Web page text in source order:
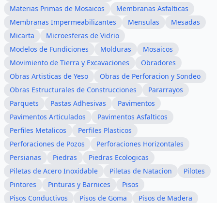
Materias Primas de Mosaicos
Membranas Asfalticas
Membranas Impermeabilizantes
Mensulas
Mesadas
Micarta
Microesferas de Vidrio
Modelos de Fundiciones
Molduras
Mosaicos
Movimiento de Tierra y Excavaciones
Obradores
Obras Artisticas de Yeso
Obras de Perforacion y Sondeo
Obras Estructurales de Construcciones
Pararrayos
Parquets
Pastas Adhesivas
Pavimentos
Pavimentos Articulados
Pavimentos Asfalticos
Perfiles Metalicos
Perfiles Plasticos
Perforaciones de Pozos
Perforaciones Horizontales
Persianas
Piedras
Piedras Ecologicas
Piletas de Acero Inoxidable
Piletas de Natacion
Pilotes
Pintores
Pinturas y Barnices
Pisos
Pisos Conductivos
Pisos de Goma
Pisos de Madera